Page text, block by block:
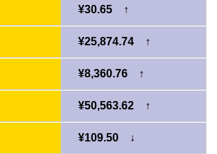
¥30.65 ↑
¥25,874.74 ↑
¥8,360.76 ↑
¥50,563.62 ↑
¥109.50 ↓